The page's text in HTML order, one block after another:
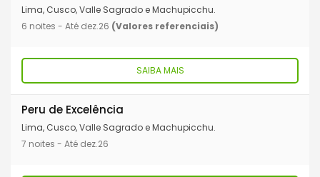
Lima, Cusco, Valle Sagrado e Machupicchu.
6 noites - Até dez.26 (Valores referenciais)
SAIBA MAIS
Peru de Excelência
Lima, Cusco, Valle Sagrado e Machupicchu.
7 noites - Até dez.26